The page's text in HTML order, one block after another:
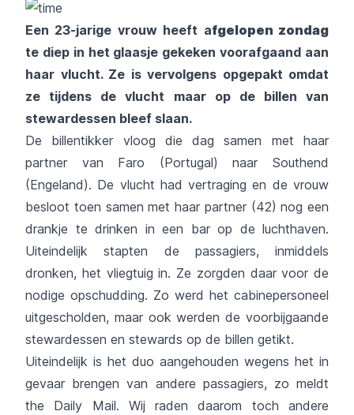
Een 23-jarige vrouw heeft afgelopen zondag
te diep in het glaasje gekeken voorafgaand aan
haar vlucht. Ze is vervolgens opgepakt omdat
ze tijdens de vlucht maar op de billen van
stewardessen bleef slaan.
De billentikker vloog die dag samen met haar
partner van Faro (Portugal) naar Southend
(Engeland). De vlucht had vertraging en de vrouw
besloot toen samen met haar partner (42) nog een
drankje te drinken in een bar op de luchthaven.
Uiteindelijk stapten de passagiers, inmiddels
dronken, het vliegtuig in. Ze zorgden daar voor de
nodige opschudding. Zo werd het cabinepersoneel
uitgescholden, maar ook werden de voorbijgaande
stewardessen en stewards op de billen getikt.
Uiteindelijk is het duo aangehouden wegens het in
gevaar brengen van andere passagiers, zo meldt
the Daily Mail. Wij raden daarom toch andere